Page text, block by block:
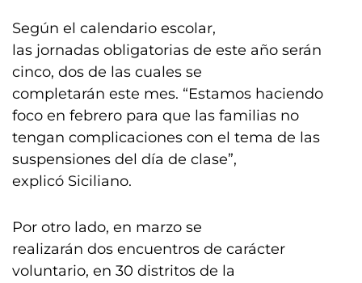
Según el calendario escolar,
las jornadas obligatorias de este año serán
cinco, dos de las cuales se
completarán este mes. “Estamos haciendo
foco en febrero para que las familias no
tengan complicaciones con el tema de las
suspensiones del día de clase”,
explicó Siciliano.
Por otro lado, en marzo se
realizarán dos encuentros de carácter
voluntario, en 30 distritos de la